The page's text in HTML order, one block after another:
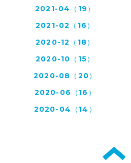
2021-04（19）
2021-02（16）
2020-12（18）
2020-10（15）
2020-08（20）
2020-06（16）
2020-04（14）